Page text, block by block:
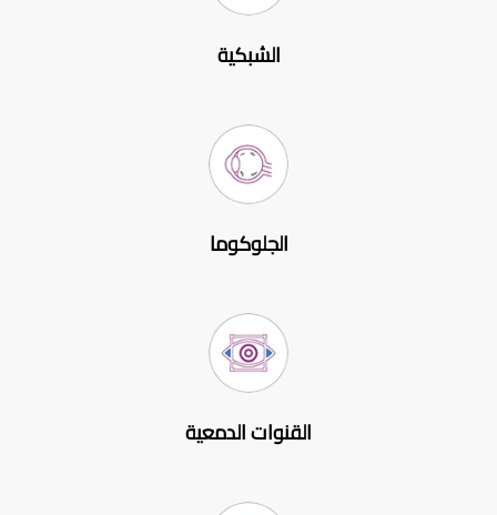
الشبكية
الجلوكوما
القنوات الدمعية